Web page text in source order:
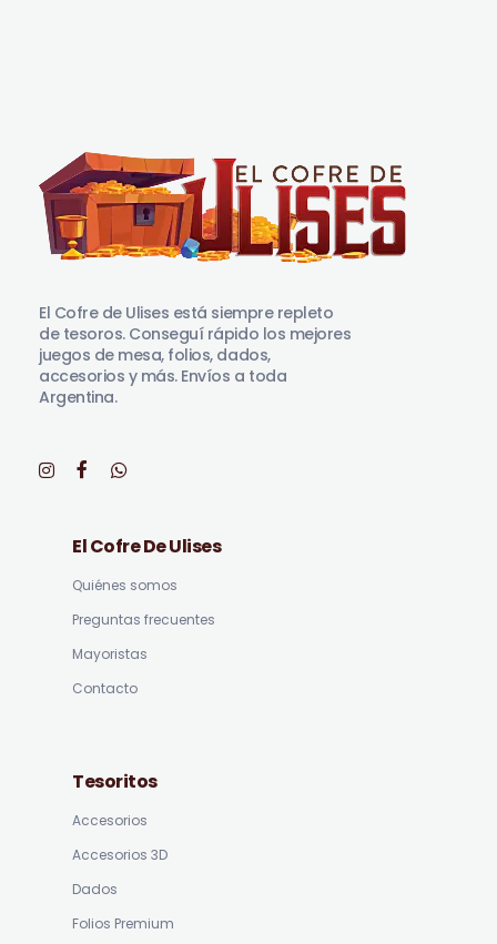
El Cofre de Ulises está siempre repleto
de tesoros. Conseguí rápido los mejores
juegos de mesa, folios, dados,
accesorios y más. Envíos a toda
Argentina.
El Cofre De Ulises
Quiénes somos
Preguntas frecuentes
Mayoristas
Contacto
Tesoritos
Accesorios
Accesorios 3D
Dados
Folios Premium